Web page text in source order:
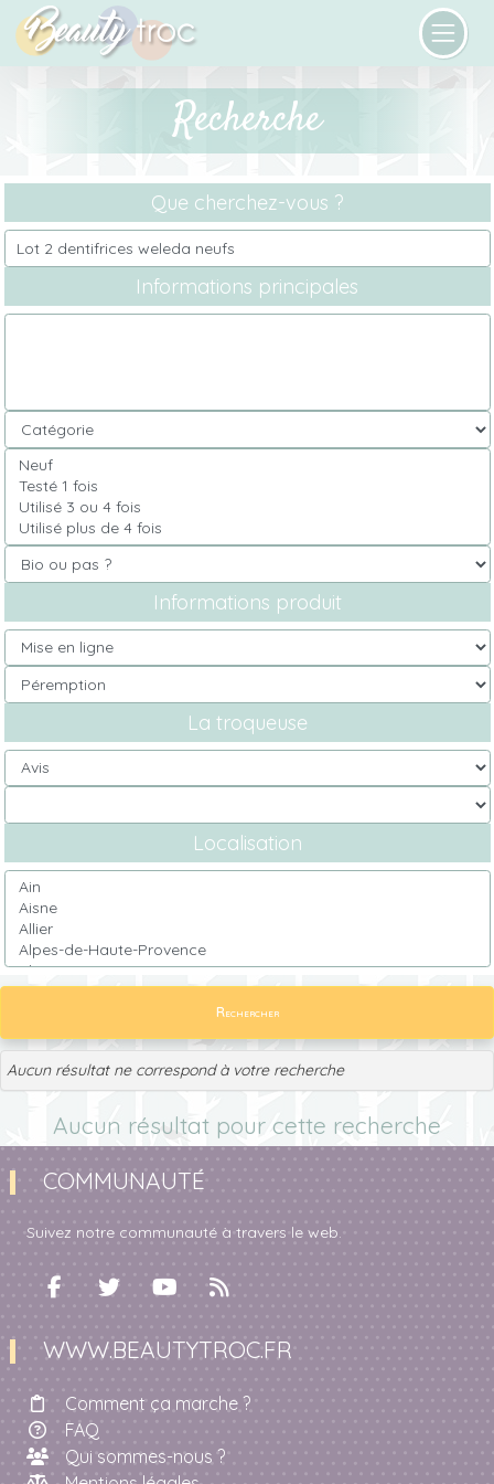
Recherche
Que cherchez-vous ?
Informations principales
Informations produit
La troqueuse
Localisation
Rechercher
Aucun résultat ne correspond à votre recherche
Aucun résultat pour cette recherche
COMMUNAUTÉ
Suivez notre communauté à travers le web.
WWW.BEAUTYTROC.FR
Comment ça marche ?
FAQ
Qui sommes-nous ?